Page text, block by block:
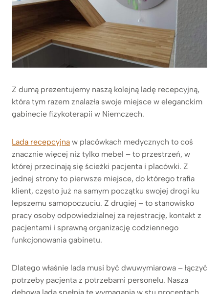
Z dumą prezentujemy naszą kolejną ladę recepcyjną,
która tym razem znalazła swoje miejsce w eleganckim
gabinecie fizykoterapii w Niemczech.
Lada recepcyjna w placówkach medycznych to coś
znacznie więcej niż tylko mebel – to przestrzeń, w
której przecinają się ścieżki pacjenta i placówki. Z
jednej strony to pierwsze miejsce, do którego trafia
klient, często już na samym początku swojej drogi ku
lepszemu samopoczuciu. Z drugiej – to stanowisko
pracy osoby odpowiedzialnej za rejestrację, kontakt z
pacjentami i sprawną organizację codziennego
funkcjonowania gabinetu.
Dlatego właśnie lada musi być dwuwymiarowa – łączyć
potrzeby pacjenta z potrzebami personelu. Nasza
dębowa lada spełnia te wymagania w stu procentach.